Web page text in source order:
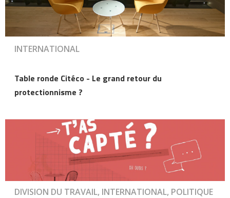
INTERNATIONAL
Table ronde Citéco - Le grand retour du
protectionnisme ?
DIVISION DU TRAVAIL, INTERNATIONAL, POLITIQUE